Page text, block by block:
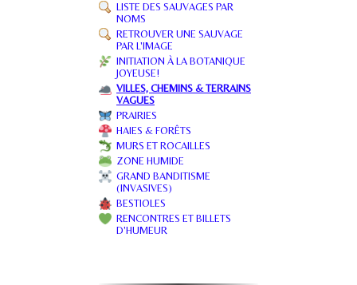
LISTE DES SAUVAGES PAR
NOMS
RETROUVER UNE SAUVAGE
PAR L'IMAGE
INITIATION À LA BOTANIQUE
JOYEUSE!
VILLES, CHEMINS & TERRAINS
VAGUES
PRAIRIES
HAIES & FORÊTS
MURS ET ROCAILLES
ZONE HUMIDE
GRAND BANDITISME
(INVASIVES)
BESTIOLES
RENCONTRES ET BILLETS
D'HUMEUR